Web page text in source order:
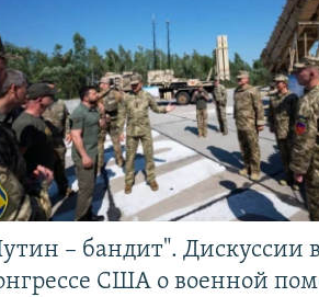
– бандит". Дискуссии в
США о военной